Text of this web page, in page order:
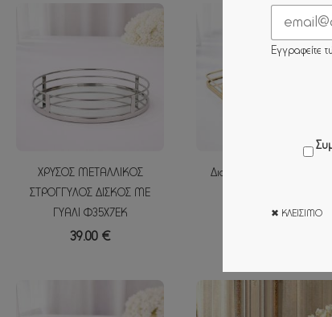
ΧΡΥΣΟΣ ΜΕΤΑΛΛΙΚΟΣ
ΣΤΡΟΓΓΥΛΟΣ ΔΙΣΚΟΣ ΜΕ
ΓΥΑΛΙ Φ35Χ7ΕΚ
39.00 €
Διακοσμητικός Δίσκος Με
38.00 €
Εγγραφείτε
✖ ΚΛΕΊΣΙΜΟ